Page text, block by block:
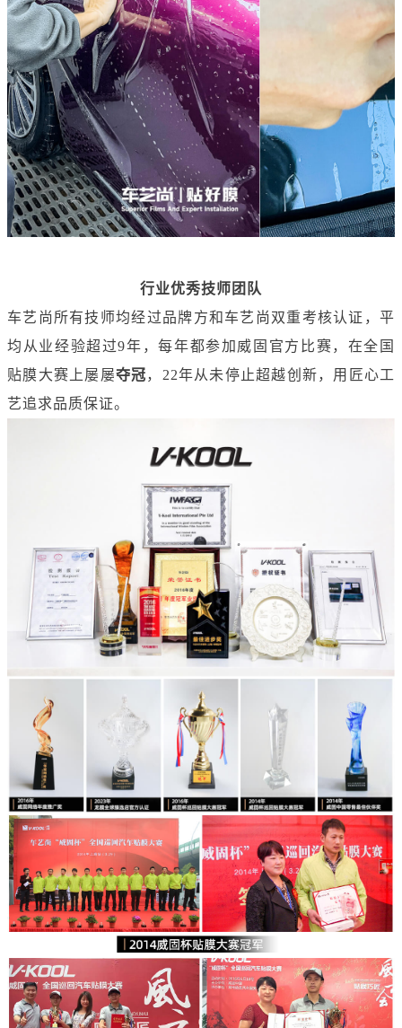
行业优秀技师团队
车艺尚所有技师均经过品牌方和车艺尚双重考核认证，平
均从业经验超过9年，每年都参加威固官方比赛，在全国
贴膜大赛上屡屡夺冠，22年从未停止超越创新，用匠心工
艺追求品质保证。